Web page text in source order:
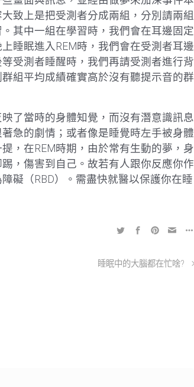
致上是把受測者分成兩組，分別請兩組
其中一組在學習時，我們會在耳邊固定
睡眠進入REM時，我們會在受測者耳邊
受測者睡醒時，我們再請受測者進行背
組平均成績確實高於沒有聽提示音的群
了當時的身體知覺，而沒有潛意識訊息
急的劇情；或者像是睡覺時左手被身體
，在REM時期，由於常有生動的夢，身
，傷害到自己。故若有人跟你反應你作
礙（RBD）。需盡快就醫以保護你在睡
睡眠中的大腦都在忙啥?